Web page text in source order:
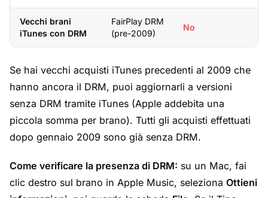
Vecchi brani
iTunes con DRM
FairPlay DRM
(pre-2009)
No
Se hai vecchi acquisti iTunes precedenti al 2009 che
hanno ancora il DRM, puoi aggiornarli a versioni
senza DRM tramite iTunes (Apple addebita una
piccola somma per brano). Tutti gli acquisti effettuati
dopo gennaio 2009 sono già senza DRM.
Come verificare la presenza di DRM: su un Mac, fai
clic destro sul brano in Apple Music, seleziona Ottieni